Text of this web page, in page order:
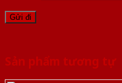
Sản phẩm tương tự